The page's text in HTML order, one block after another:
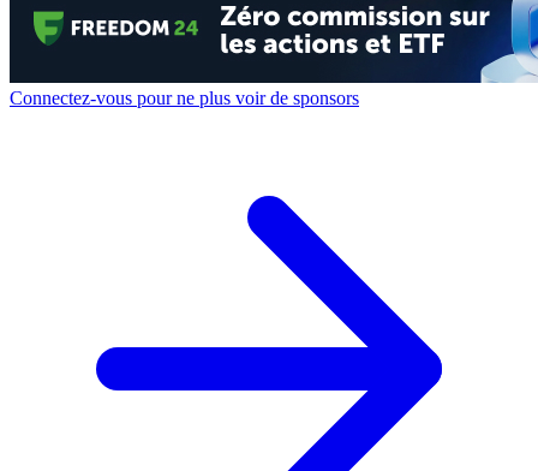
Connectez-vous pour ne plus voir de sponsors